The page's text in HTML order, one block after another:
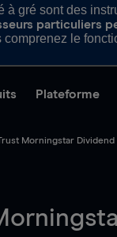
à gré sont des
particuliers
le
Plateforme
Morningstar Dividend